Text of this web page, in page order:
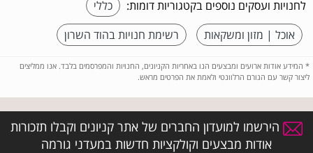
לחנויות ועסקים נוספים בקטגוריות דומות:
כללי
אוכל | מזון ומשקאות
רשימת חנויות בהוד השרון
* המידע אודות ארועים ומבצעים הנו באחריות הקניונים, החנויות והמפרסמים בלבד. אנו ממליצים
ליצור קשר עם הגורם הרלוונטי ולאמת את הפרטים מראש.
הירשמו למועדון החברים של אתר קניונים וקבלו תזכורות
אודות מבצעים וקולקציות חדשות במעדני גורמה